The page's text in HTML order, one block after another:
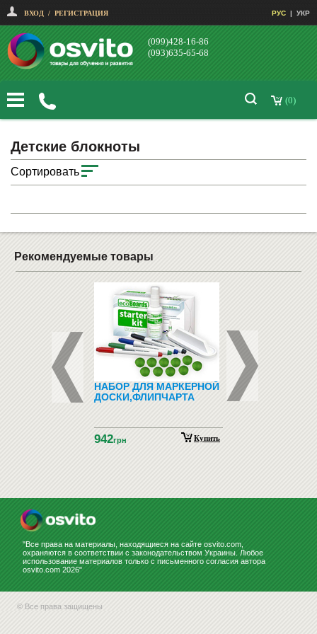
ВХОД / РЕГИСТРАЦИЯ РУС | УКР
(099)428-16-86
(093)635-65-68
(0)
Детские блокноты
Сортировать
Рекомендуемые товары
НАБОР ДЛЯ МАРКЕРНОЙ
ДОСКИ,ФЛИПЧАРТА
942грн Купить
ЗООТОВАРЫ
ДЛЯ ЖИВОТНЫХ)
"Все права на материалы, находящиеся на сайте osvito.com,
охраняются в соответствии с законодательством Украины. Любое
использование материалов только с письменного согласия автора
osvito.com 2026"
© Все права защищены